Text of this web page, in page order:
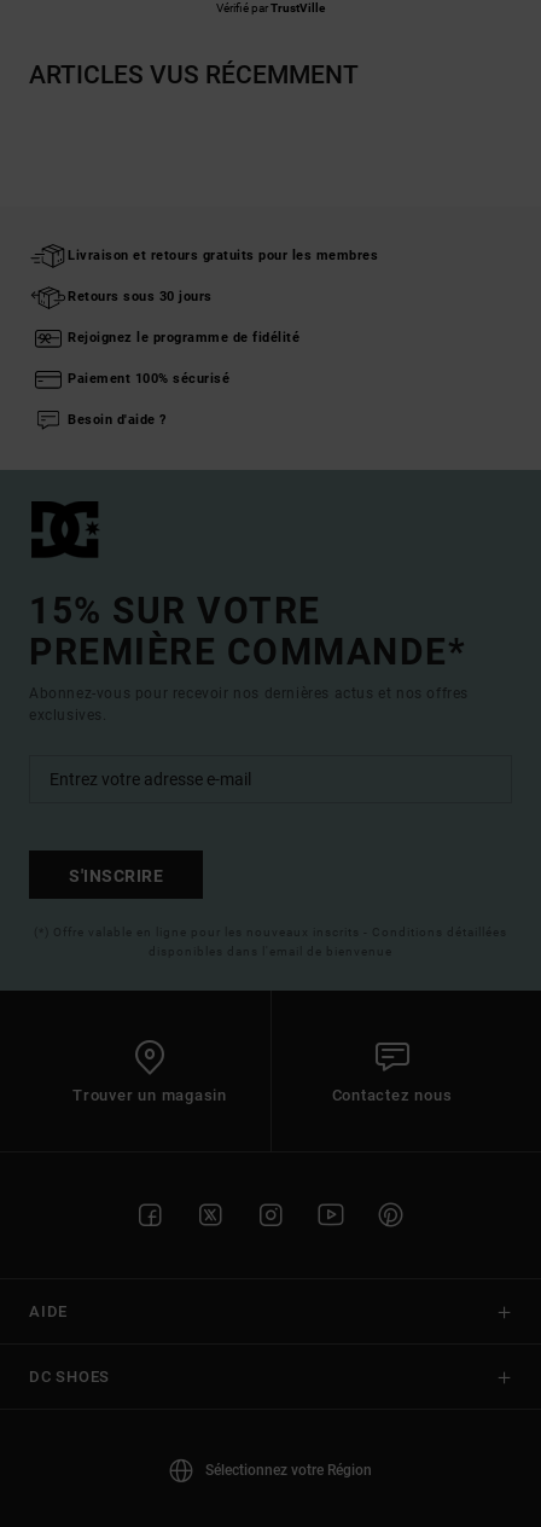
Vérifié parTrustVille
ARTICLES VUS RÉCEMMENT
Livraison et retours gratuits pour les membres
Retours sous 30 jours
Rejoignez le programme de fidélité
Paiement 100% sécurisé
Besoin d'aide ?
15% SUR VOTRE
PREMIÈRE COMMANDE*
Abonnez-vous pour recevoir nos dernières actus et nos offres
exclusives.
S'INSCRIRE
(*) Offre valable en ligne pour les nouveaux inscrits - Conditions détaillées
disponibles dans l'email de bienvenue
Trouver un magasin Contactez nous
AIDE
DC SHOES
Sélectionnez votre Région